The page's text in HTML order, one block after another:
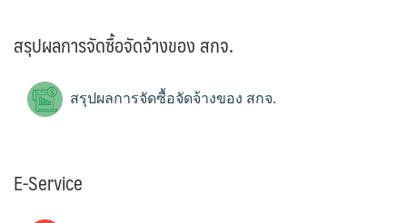
สรุปผลการจัดซื้อจัดจ้างของ สกจ.
สรุปผลการจัดซื้อจัดจ้างของ สกจ.
E-Service